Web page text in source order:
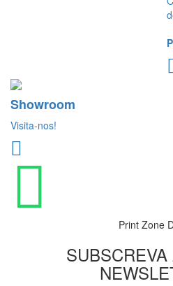
Showroom
Visita-nos!
Print Zone